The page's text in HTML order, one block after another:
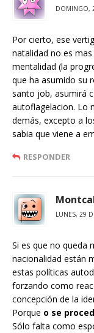
DOMINGO,
Por cierto, ese
natalidad no es
mentalidad (la
que ha asumido su
santo job, asumirá
autoflagelacion. Lo
demás, excepto a
sabia que viene a
RESPONDER
LUNES, 29
Si es que no queda
nacionalidad están
estas políticas
forzando como
concepción de la
Porque o se
Sólo falta como